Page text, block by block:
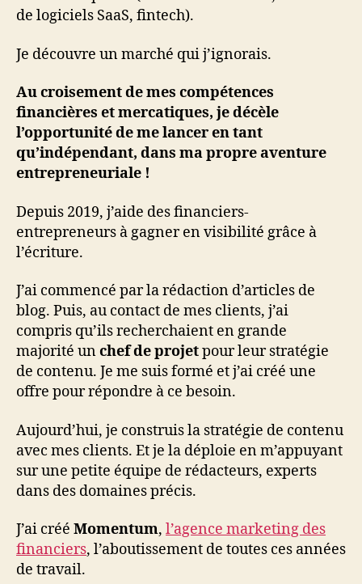
de logiciels SaaS, fintech).
Je découvre un marché qui j’ignorais.
Au croisement de mes compétences
financières et mercatiques, je décèle
l’opportunité de me lancer en tant
qu’indépendant, dans ma propre aventure
entrepreneuriale !
Depuis 2019, j’aide des financiers-
entrepreneurs à gagner en visibilité grâce à
l’écriture.
J’ai commencé par la rédaction d’articles de
blog. Puis, au contact de mes clients, j’ai
compris qu’ils recherchaient en grande
majorité unchef de projetpour leur stratégie
de contenu. Je me suis formé et j’ai créé une
offre pour répondre à ce besoin.
Aujourd’hui, je construis la stratégie de contenu
avec mes clients. Et je la déploie en m’appuyant
sur une petite équipe de rédacteurs, experts
dans des domaines précis.
J’ai créé Momentum, l’agence marketing des
financiers, l’aboutissement de toutes ces années
de travail.